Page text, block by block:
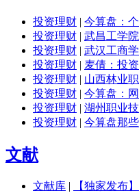
投资理财 | 今算盘：
投资理财 | 武昌工学
投资理财 | 武汉工商
投资理财 | 麦倩：投
投资理财 | 山西林业
投资理财 | 今算盘：
投资理财 | 湖州职业
投资理财 | 今算盘那
文献
文献库 |
【独家发布